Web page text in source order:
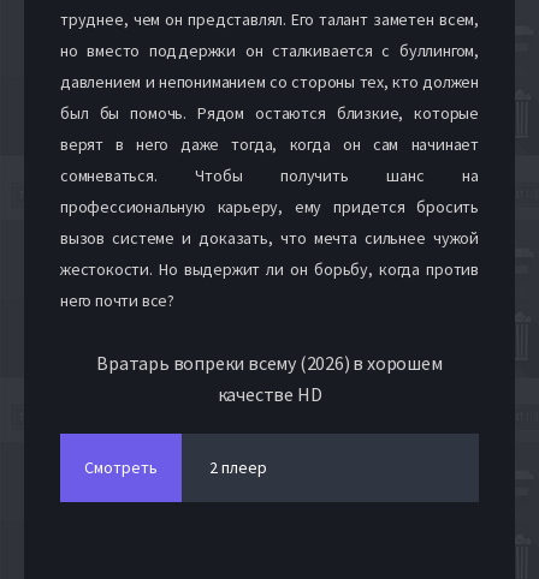
труднее, чем он представлял. Его талант заметен всем,
но вместо поддержки он сталкивается с буллингом,
давлением и непониманием со стороны тех, кто должен
был бы помочь. Рядом остаются близкие, которые
верят в него даже тогда, когда он сам начинает
сомневаться. Чтобы получить шанс на
профессиональную карьеру, ему придется бросить
вызов системе и доказать, что мечта сильнее чужой
жестокости. Но выдержит ли он борьбу, когда против
него почти все?
Вратарь вопреки всему (2026) в хорошем
качестве HD
Смотреть 2 плеер